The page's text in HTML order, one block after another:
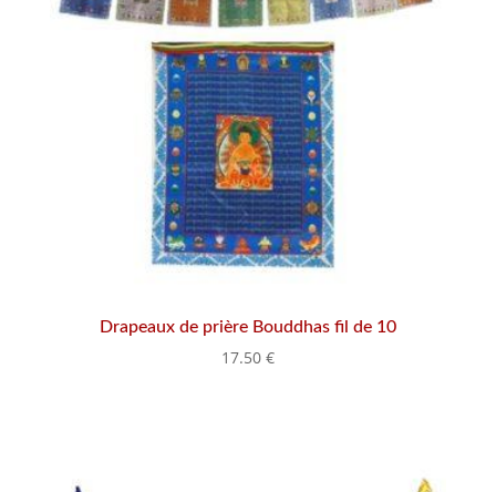
Drapeaux de prière Bouddhas fil de 10
17.50 €